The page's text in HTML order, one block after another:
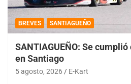
BREVES SANTIAGUEÑO
SANTIAGUEÑO: Se
en Santiago
5 agosto, 2026 E-Kart